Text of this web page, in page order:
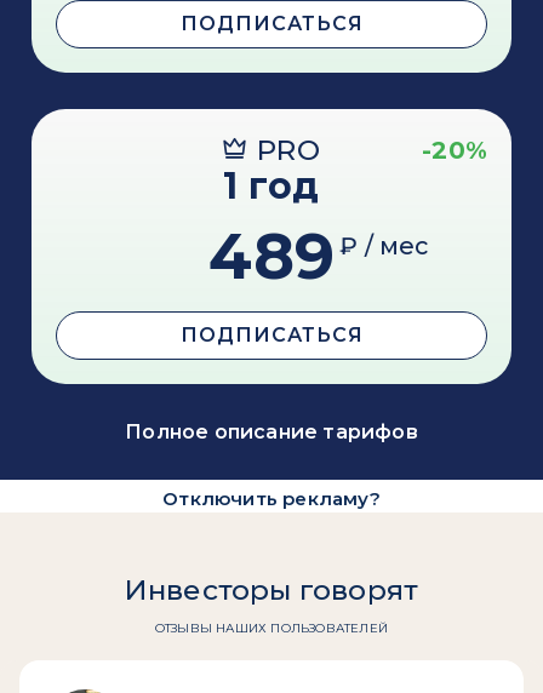
ПОДПИСАТЬСЯ
PRO -20%
1 год
489 ₽ / мес
ПОДПИСАТЬСЯ
Полное описание тарифов
Отключить рекламу?
Инвесторы говорят
ОТЗЫВЫ НАШИХ ПОЛЬЗОВАТЕЛЕЙ